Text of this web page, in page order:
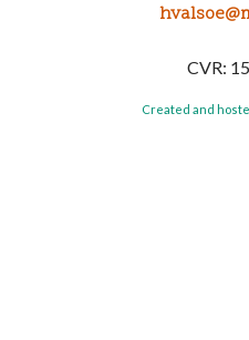
CVR:
Created and